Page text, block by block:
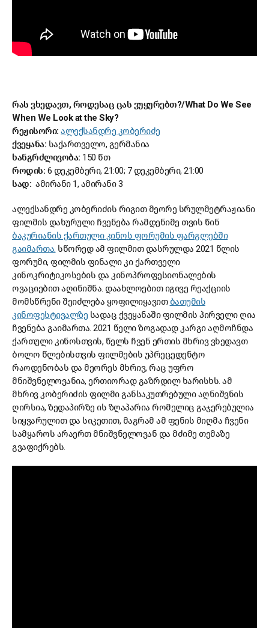
რას ვხედავთ, როდესაც ცას ვუყურებთ?/What Do We See
When We Look at the Sky?
რეჟისორი: ალექსანდრე კობერიძე
ქვეყანა: საქართველო, გერმანია
ხანგრძლივობა: 150 წთ
როდის: 6 დეკემბერი, 21:00; 7 დეკემბერი, 21:00
სად: ამირანი 1, ამირანი 3
ალექსანდრე კობერიძის რიგით მეორე სრულმეტრაჟიანი
ფილმის დახურული ჩვენება რამდენიმე თვის წინ
ბაკურიანის ქართული კინოს ფორუმის ფარგლებში
გაიმართა. სწორედ ამ ფილმით დასრულდა 2021 წლის
ფორუმი, ფილმის ფინალი კი ქართველი
კინოკრიტიკოსების და კინოპროფესიონალების
ოვაციებით აღინიშნა. დაახლოებით იგივე რეაქციის
მომსწრენი შეიძლება ყოფილიყავით ბათუმის
კინოფესტივალზე სადაც ქვეყანაში ფილმის პირველი ღია
ჩვენება გაიმართა. 2021 წელი ზოგადად კარგი აღმოჩნდა
ქართული კინოსთვის, წელს ჩვენ ერთის მხრივ ვხედავთ
ბოლო წლებისთვის ფილმების უპრეცედენტო
რაოდენობას და მეორეს მხრივ, რაც უფრო
მნიშვნელოვანია, ერთიორად გაზრდილ ხარისხს. ამ
მხრივ კობერიძის ფილმი განსაკუთრებული აღნიშვნის
ღირსია, ზედაპირზე ის ზღაპარია რომელიც გაჯერებულია
სიყვარულით და სიკეთით, მაგრამ ამ ფენის მიღმა ჩვენი
სამყაროს არაერთ მნიშვნელოვან და მძიმე თემაზე
გვაფიქრებს.